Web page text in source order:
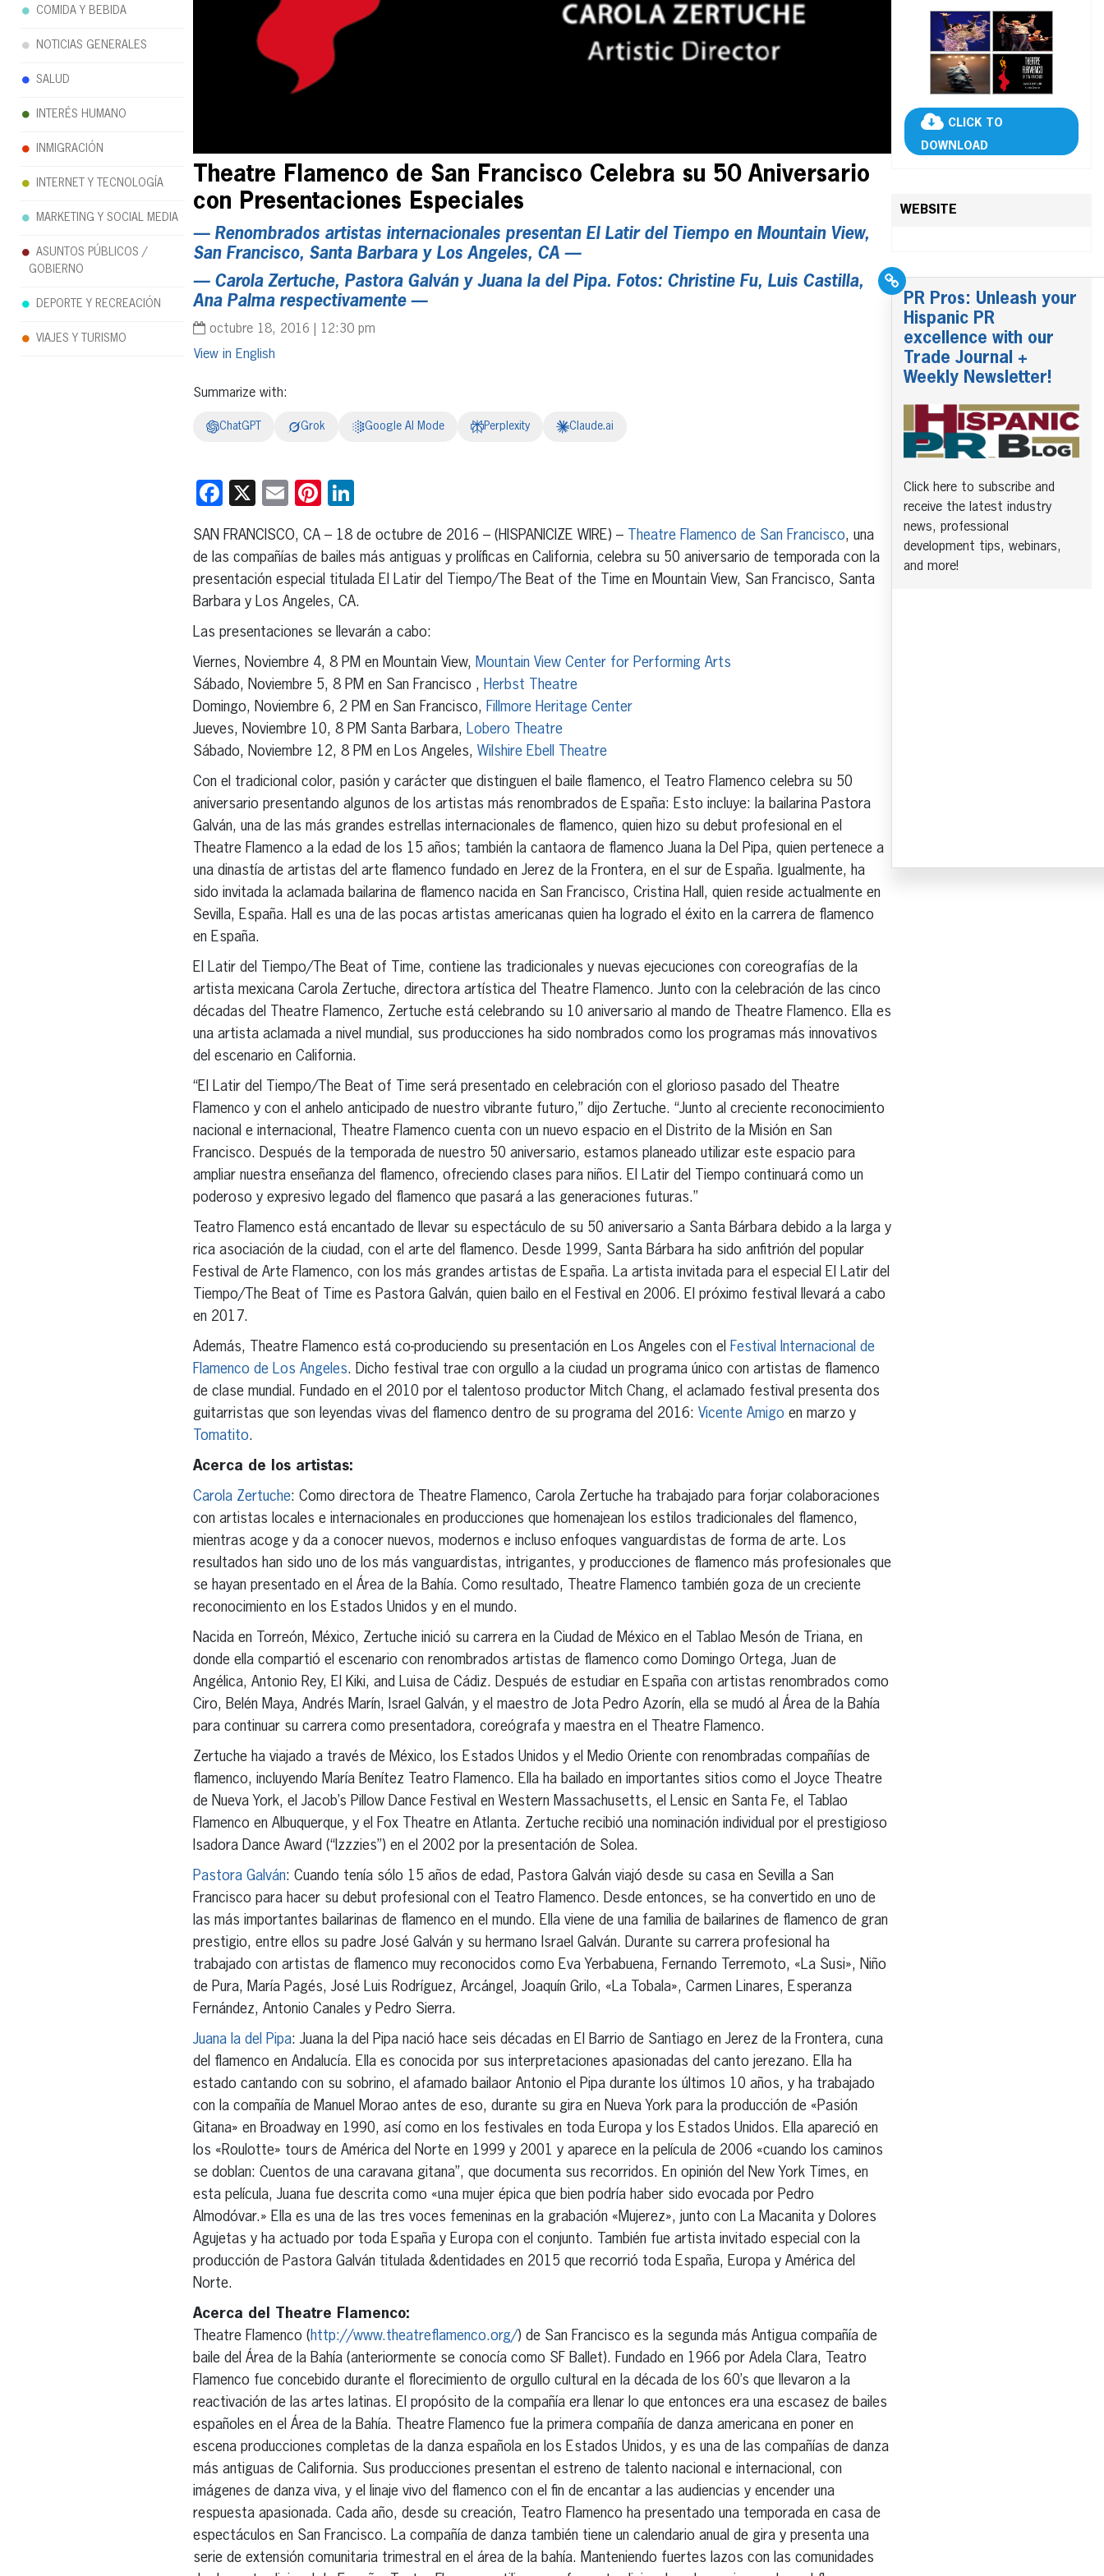
Theatre Flamenco de San Francisco Celebra su 50 Aniversario
con Presentaciones Especiales
— Renombrados artistas internacionales presentan El Latir del Tiempo en Mountain View,
San Francisco, Santa Barbara y Los Angeles, CA —
— Carola Zertuche, Pastora Galván y Juana la del Pipa. Fotos: Christine Fu, Luis Castilla,
Ana Palma respectivamente —
octubre 18, 2016 | 12:30 pm
English
Summarize with:
ChatGPT Grok Google AI Mode Perplexity Claude.ai
Facebook
X EmailPinterest
SAN FRANCISCO, CA – 18 de octubre de 2016 – (HISPANICIZE WIRE) – Theatre Flamenco de San Francisco, una
de las compañías de bailes más antiguas y prolíficas en California, celebra su 50 aniversario de temporada con la
presentación especial titulada El Latir del Tiempo/The Beat of the Time en Mountain View, San Francisco, Santa
Barbara y Los Angeles, CA.
Las presentaciones se llevarán a cabo:
Viernes, Noviembre 4, 8 PM en Mountain View, Mountain View Center for Performing Arts
Sábado, Noviembre 5, 8 PM en San Francisco , Herbst Theatre
Domingo, Noviembre 6, 2 PM en San Francisco, Fillmore Heritage Center
Jueves, Noviembre 10, 8 PM Santa Barbara, Lobero Theatre
Sábado, Noviembre 12, 8 PM en Los Angeles, Wilshire Ebell Theatre
Con el tradicional color, pasión y carácter que distinguen el baile flamenco, el Teatro Flamenco celebra su 50
aniversario presentando algunos de los artistas más renombrados de España: Esto incluye: la bailarina Pastora
Galván, una de las más grandes estrellas internacionales de flamenco, quien hizo su debut profesional en el
Theatre Flamenco a la edad de los 15 años; también la cantaora de flamenco Juana la Del Pipa, quien pertenece a
una dinastía de artistas del arte flamenco fundado en Jerez de la Frontera, en el sur de España. Igualmente, ha
sido invitada la aclamada bailarina de flamenco nacida en San Francisco, Cristina Hall, quien reside actualmente en
Sevilla, España. Hall es una de las pocas artistas americanas quien ha logrado el éxito en la carrera de flamenco
en España.
El Latir del Tiempo/The Beat of Time, contiene las tradicionales y nuevas ejecuciones con coreografías de la
artista mexicana Carola Zertuche, directora artística del Theatre Flamenco. Junto con la celebración de las cinco
décadas del Theatre Flamenco, Zertuche está celebrando su 10 aniversario al mando de Theatre Flamenco. Ella es
una artista aclamada a nivel mundial, sus producciones ha sido nombrados como los programas más innovativos
del escenario en California.
“El Latir del Tiempo/The Beat of Time será presentado en celebración con el glorioso pasado del Theatre
Flamenco y con el anhelo anticipado de nuestro vibrante futuro,” dijo Zertuche. “Junto al creciente reconocimiento
nacional e internacional, Theatre Flamenco cuenta con un nuevo espacio en el Distrito de la Misión en San
Francisco. Después de la temporada de nuestro 50 aniversario, estamos planeado utilizar este espacio para
ampliar nuestra enseñanza del flamenco, ofreciendo clases para niños. El Latir del Tiempo continuará como un
poderoso y expresivo legado del flamenco que pasará a las generaciones futuras.”
Teatro Flamenco está encantado de llevar su espectáculo de su 50 aniversario a Santa Bárbara debido a la larga y
rica asociación de la ciudad, con el arte del flamenco. Desde 1999, Santa Bárbara ha sido anfitrión del popular
Festival de Arte Flamenco, con los más grandes artistas de España. La artista invitada para el especial El Latir del
Tiempo/The Beat of Time es Pastora Galván, quien bailo en el Festival en 2006. El próximo festival llevará a cabo
en 2017.
Además, Theatre Flamenco está co-produciendo su presentación en Los Angeles con el Festival Internacional de
Flamenco de Los Angeles. Dicho festival trae con orgullo a la ciudad un programa único con artistas de flamenco
de clase mundial. Fundado en el 2010 por el talentoso productor Mitch Chang, el aclamado festival presenta dos
guitarristas que son leyendas vivas del flamenco dentro de su programa del 2016: Vicente Amigo en marzo y
Tomatito.
Acerca de los artistas:
Carola Zertuche: Como directora de Theatre Flamenco, Carola Zertuche ha trabajado para forjar colaboraciones
con artistas locales e internacionales en producciones que homenajean los estilos tradicionales del flamenco,
mientras acoge y da a conocer nuevos, modernos e incluso enfoques vanguardistas de forma de arte. Los
resultados han sido uno de los más vanguardistas, intrigantes, y producciones de flamenco más profesionales que
se hayan presentado en el Área de la Bahía. Como resultado, Theatre Flamenco también goza de un creciente
reconocimiento en los Estados Unidos y en el mundo.
Nacida en Torreón, México, Zertuche inició su carrera en la Ciudad de México en el Tablao Mesón de Triana, en
donde ella compartió el escenario con renombrados artistas de flamenco como Domingo Ortega, Juan de
Angélica, Antonio Rey, El Kiki, and Luisa de Cádiz. Después de estudiar en España con artistas renombrados como
Ciro, Belén Maya, Andrés Marín, Israel Galván, y el maestro de Jota Pedro Azorín, ella se mudó al Área de la Bahía
para continuar su carrera como presentadora, coreógrafa y maestra en el Theatre Flamenco.
Zertuche ha viajado a través de México, los Estados Unidos y el Medio Oriente con renombradas compañías de
flamenco, incluyendo María Benítez Teatro Flamenco. Ella ha bailado en importantes sitios como el Joyce Theatre
de Nueva York, el Jacob’s Pillow Dance Festival en Western Massachusetts, el Lensic en Santa Fe, el Tablao
Flamenco en Albuquerque, y el Fox Theatre en Atlanta. Zertuche recibió una nominación individual por el prestigioso
Isadora Dance Award (“Izzzies”) en el 2002 por la presentación de Solea.
Pastora Galván: Cuando tenía sólo 15 años de edad, Pastora Galván viajó desde su casa en Sevilla a San
Francisco para hacer su debut profesional con el Teatro Flamenco. Desde entonces, se ha convertido en uno de
las más importantes bailarinas de flamenco en el mundo. Ella viene de una familia de bailarines de flamenco de gran
prestigio, entre ellos su padre José Galván y su hermano Israel Galván. Durante su carrera profesional ha
trabajado con artistas de flamenco muy reconocidos como Eva Yerbabuena, Fernando Terremoto, «La Susi», Niño
de Pura, María Pagés, José Luis Rodríguez, Arcángel, Joaquín Grilo, «La Tobala», Carmen Linares, Esperanza
Fernández, Antonio Canales y Pedro Sierra.
Juana la del Pipa: Juana la del Pipa nació hace seis décadas en El Barrio de Santiago en Jerez de la Frontera, cuna
del flamenco en Andalucía. Ella es conocida por sus interpretaciones apasionadas del canto jerezano. Ella ha
estado cantando con su sobrino, el afamado bailaor Antonio el Pipa durante los últimos 10 años, y ha trabajado
con la compañía de Manuel Morao antes de eso, durante su gira en Nueva York para la producción de «Pasión
Gitana» en Broadway en 1990, así como en los festivales en toda Europa y los Estados Unidos. Ella apareció en
los «Roulotte» tours de América del Norte en 1999 y 2001 y aparece en la película de 2006 «cuando los caminos
se doblan: Cuentos de una caravana gitana”, que documenta sus recorridos. En opinión del New York Times, en
esta película, Juana fue descrita como «una mujer épica que bien podría haber sido evocada por Pedro
Almodóvar.» Ella es una de las tres voces femeninas en la grabación «Mujerez», junto con La Macanita y Dolores
Agujetas y ha actuado por toda España y Europa con el conjunto. También fue artista invitado especial con la
producción de Pastora Galván titulada &dentidades en 2015 que recorrió toda España, Europa y América del
Norte.
Acerca del Theatre Flamenco:
Theatre Flamenco (http://www.theatreflamenco.org/) de San Francisco es la segunda más Antigua compañía de
baile del Área de la Bahía (anteriormente se conocía como SF Ballet). Fundado en 1966 por Adela Clara, Teatro
Flamenco fue concebido durante el florecimiento de orgullo cultural en la década de los 60’s que llevaron a la
reactivación de las artes latinas. El propósito de la compañía era llenar lo que entonces era una escasez de bailes
españoles en el Área de la Bahía. Theatre Flamenco fue la primera compañía de danza americana en poner en
escena producciones completas de la danza española en los Estados Unidos, y es una de las compañías de danza
más antiguas de California. Sus producciones presentan el estreno de talento nacional e internacional, con
imágenes de danza viva, y el linaje vivo del flamenco con el fin de encantar a las audiencias y encender una
respuesta apasionada. Cada año, desde su creación, Teatro Flamenco ha presentado una temporada en casa de
espectáculos en San Francisco. La compañía de danza también tiene un calendario anual de gira y presenta una
serie de extensión comunitaria trimestral en el área de la bahía. Manteniendo fuertes lazos con las comunidades
CLICK TO
DOWNLOAD
WEBSITE
PR Pros: Unleash your
Hispanic PR
excellence with our
Trade Journal +
Weekly Newsletter!
Click here to subscribe and
receive the latest industry
news, professional
development tips, webinars,
and more!
COMIDA Y BEBIDA
NOTICIAS GENERALES
SALUD
INTERÉS HUMANO
INMIGRACIÓN
INTERNET Y TECNOLOGÍA
MARKETING Y SOCIAL MEDIA
ASUNTOS PÚBLICOS /
GOBIERNO
DEPORTE Y RECREACIÓN
VIAJES Y TURISMO